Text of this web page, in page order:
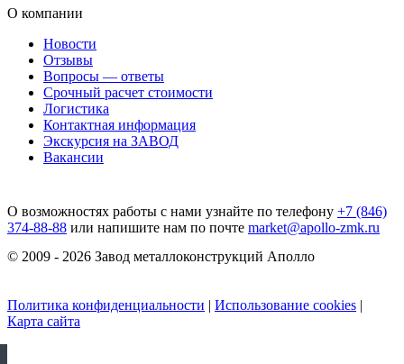
О компании
Новости
Отзывы
Вопросы — ответы
Срочный расчет стоимости
Логистика
Контактная информация
Экскурсия на ЗАВОД
Вакансии
О возможностях работы с нами узнайте по телефону +7 (846)
374-88-88 или напишите нам по почте market@apollo-zmk.ru
© 2009 - 2026 Завод металлоконструкций Аполло
Политика конфиденциальности | Использование cookies |
Карта сайта